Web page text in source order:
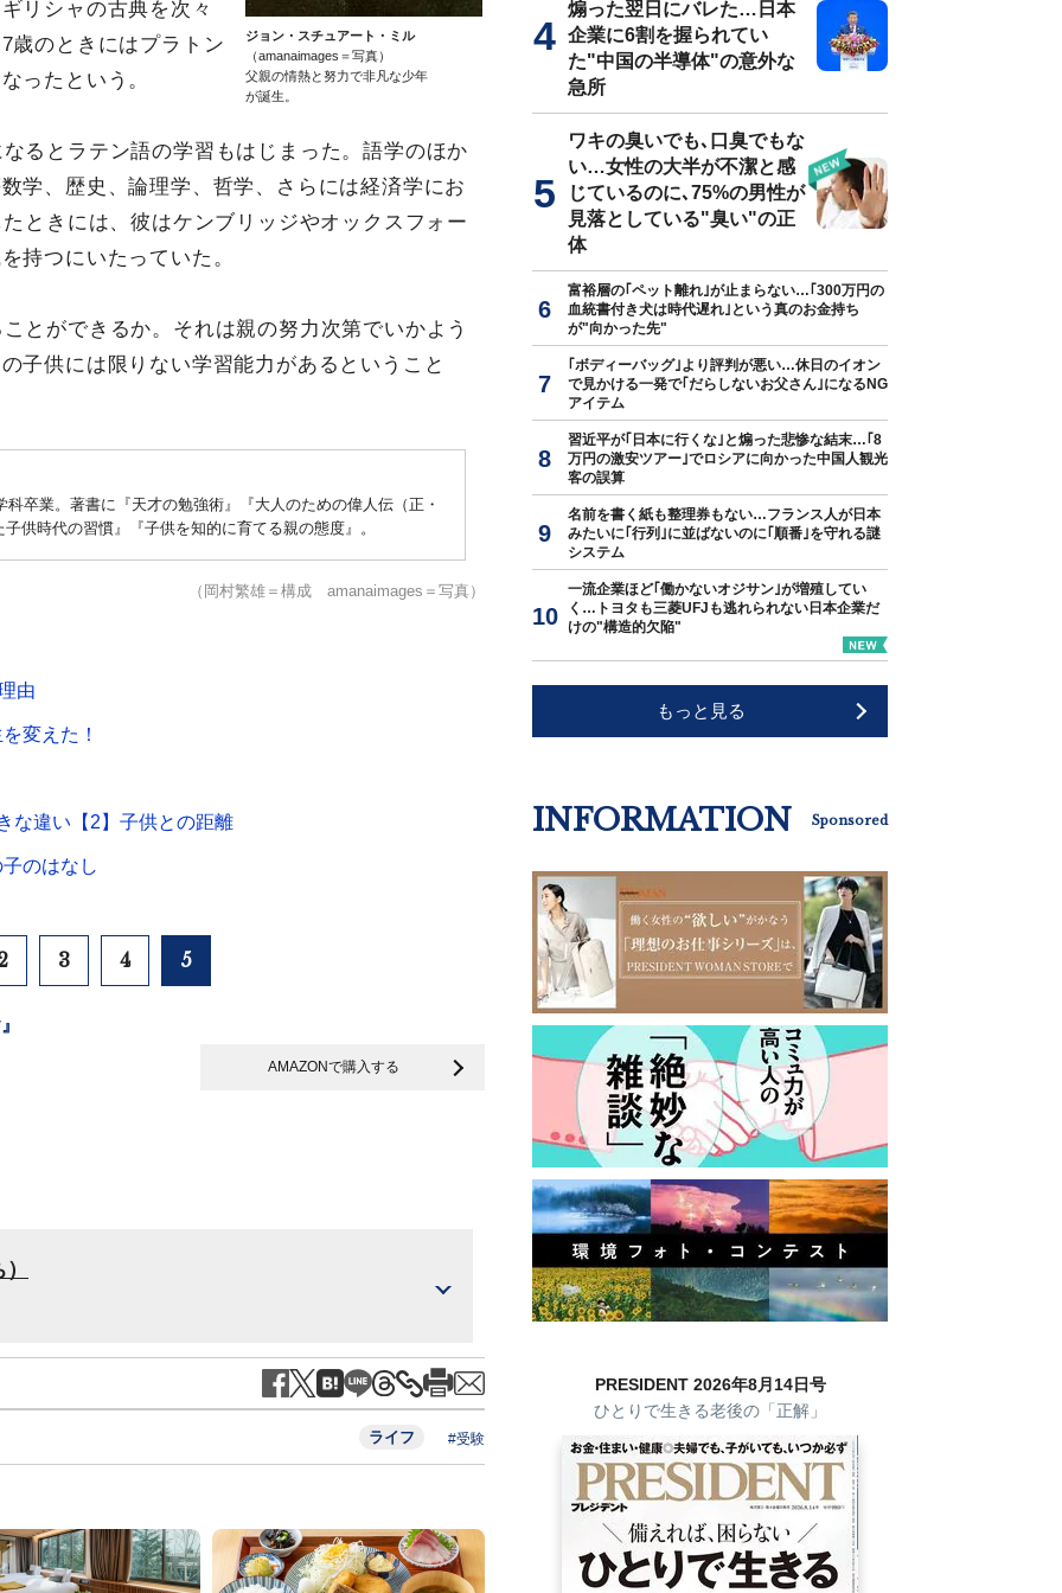
ジョン・スチュアート・ミル
（amanaimages＝写真）
父親の情熱と努力で非凡な少年
が誕生。
リシャの古典を次々
歳のときにはプラトン
ったという。
るとラテン語の学習もはじまった。語学のほか
学、歴史、論理学、哲学、さらには経済学にお
ときには、彼はケンブリッジやオックスフォー
持つにいたっていた。
とができるか。それは親の努力次第でいかよう
子供には限りない学習能力があるということ
卒業。著書に『天才の勉強術』『大人のための偉人伝（正・
供時代の習慣』『子供を知的に育てる親の態度』。
（岡村繁雄＝構成 amanaimages＝写真）
由
変えた！
な違い【2】子供との距離
のはなし
3 4 5
AMAZONで購入する
ライフ #受験
煽った翌日にバレた…日本
企業に6割を握られてい
た"中国の半導体"の意外な
急所
ワキの臭いでも､口臭でもな
い…女性の大半が不潔と感
じているのに､75%の男性が
見落としている"臭い"の正
体
富裕層の｢ペット離れ｣が止まらない…｢300万円の
血統書付き犬は時代遅れ｣という真のお金持ち
が"向かった先"
｢ボディーバッグ｣より評判が悪い…休日のイオン
で見かける一発で｢だらしないお父さん｣になるNG
アイテム
習近平が｢日本に行くな｣と煽った悲惨な結末…｢8
万円の激安ツアー｣でロシアに向かった中国人観光
客の誤算
名前を書く紙も整理券もない…フランス人が日本
みたいに｢行列｣に並ばないのに｢順番｣を守れる謎
システム
一流企業ほど｢働かないオジサン｣が増殖してい
く…トヨタも三菱UFJも逃れられない日本企業だ
けの"構造的欠陥"
もっと見る
INFORMATION Sponsored
PRESIDENT 2026年8月14日号
ひとりで生きる老後の「正解」